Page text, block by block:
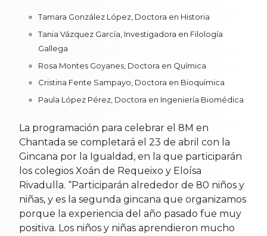
Tamara González López, Doctora en Historia
Tania Vázquez García, Investigadora en Filología
Gallega
Rosa Montes Goyanes, Doctora en Química
Cristina Fente Sampayo, Doctora en Bioquímica
Paula López Pérez, Doctora en Ingeniería Biomédica
La programación para celebrar el 8M en
Chantada se completará el 23 de abril con la
Gincana por la Igualdad, en la que participarán
los colegios Xoán de Requeixo y Eloísa
Rivadulla. “Participarán alrededor de 80 niños y
niñas, y es la segunda gincana que organizamos
porque la experiencia del año pasado fue muy
positiva. Los niños y niñas aprendieron mucho